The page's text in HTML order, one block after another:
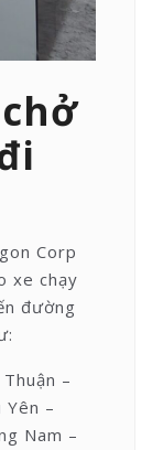
Corp
xe chạy
đường
–
Yên –
Nam –